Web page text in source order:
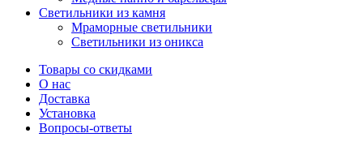
Светильники из камня
Мраморные светильники
Светильники из оникса
Товары со скидками
О нас
Доставка
Установка
Вопросы-ответы